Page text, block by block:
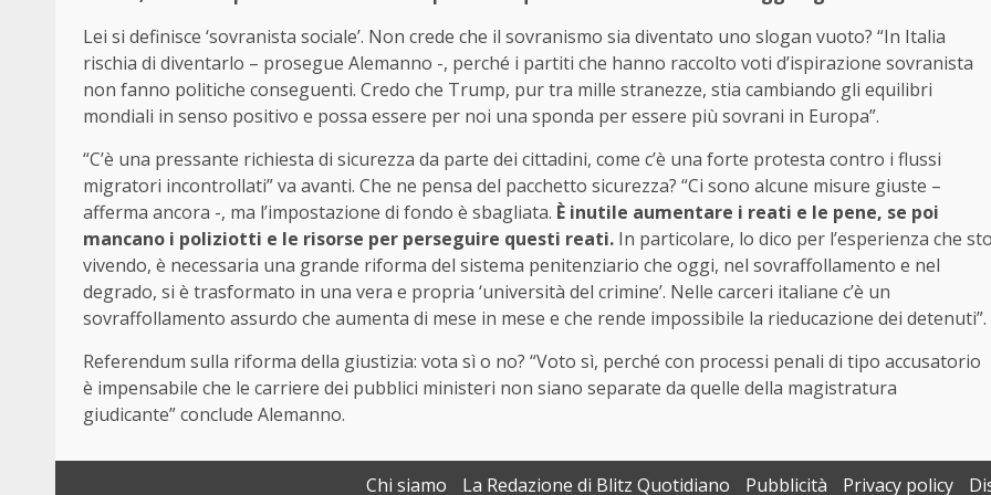
Lei si definisce ‘sovranista sociale’. Non crede che il sovranismo sia diventato uno slogan vuoto? “In Italia
rischia di diventarlo – prosegue Alemanno -, perché i partiti che hanno raccolto voti d’ispirazione sovranista
non fanno politiche conseguenti. Credo che Trump, pur tra mille stranezze, stia cambiando gli equilibri
mondiali in senso positivo e possa essere per noi una sponda per essere più sovrani in Europa”.
“C’è una pressante richiesta di sicurezza da parte dei cittadini, come c’è una forte protesta contro i flussi
migratori incontrollati” va avanti. Che ne pensa del pacchetto sicurezza? “Ci sono alcune misure giuste –
afferma ancora -, ma l’impostazione di fondo è sbagliata. È inutile aumentare i reati e le pene, se poi
mancano i poliziotti e le risorse per perseguire questi reati. In particolare, lo dico per l’esperienza che sto
vivendo, è necessaria una grande riforma del sistema penitenziario che oggi, nel sovraffollamento e nel
degrado, si è trasformato in una vera e propria ‘università del crimine’. Nelle carceri italiane c’è un
sovraffollamento assurdo che aumenta di mese in mese e che rende impossibile la rieducazione dei detenuti”.
Referendum sulla riforma della giustizia: vota sì o no? “Voto sì, perché con processi penali di tipo accusatorio
è impensabile che le carriere dei pubblici ministeri non siano separate da quelle della magistratura
giudicante” conclude Alemanno.
Chi siamo La Redazione di Blitz Quotidiano Pubblicità Privacy policy